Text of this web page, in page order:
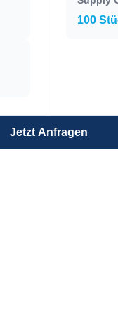
100
Jetzt Anfragen